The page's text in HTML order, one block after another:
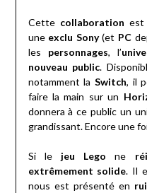
Cette collaboration est
une exclu Sony(et PC
les personnages, l’
nouveau public.
notamment la Switch, il
faire la main sur un
donnera à ce public un
grandissant. Encore une
Si le jeu Lego ne
extrêmement solide. Il
nous est présenté en